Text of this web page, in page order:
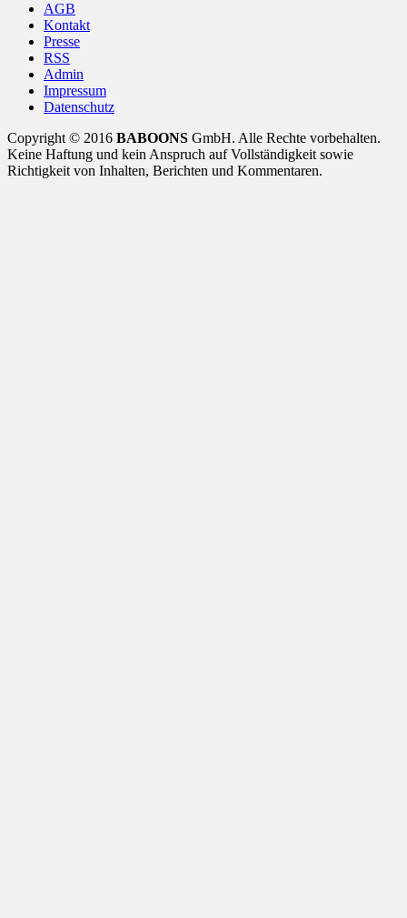
AGB
Kontakt
Presse
RSS
Admin
Impressum
Datenschutz
Copyright © 2016 BABOONS GmbH. Alle Rechte vorbehalten.
Keine Haftung und kein Anspruch auf Vollständigkeit sowie
Richtigkeit von Inhalten, Berichten und Kommentaren.